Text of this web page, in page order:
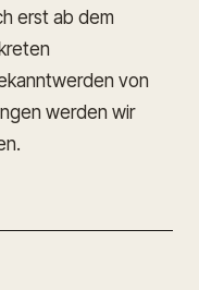
erst ab dem
von
werden wir